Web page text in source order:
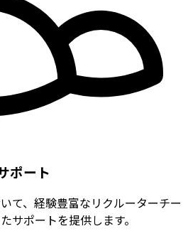
ポート
て、経験豊富なリクルーターチー
サポートを提供します。